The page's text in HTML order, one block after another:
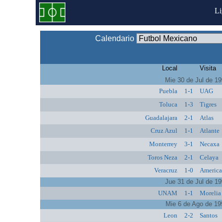
Calendario
Local Visita
Mie 30 de Jul de
Puebla
1-1 UAG
Toluca
1-3 Tigres
Guadalajara
2-1 Atlas
Cruz Azul
1-1 Atlante
Monterrey
3-1 Necaxa
Toros Neza
2-1 Celaya
Veracruz
1-0 America
Jue 31 de Jul de
UNAM
1-1 Morelia
Mie 6 de Ago de
Leon
2-2 Santos